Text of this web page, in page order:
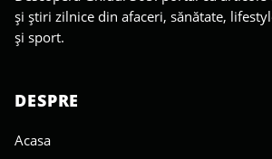
și știri zilnice din afaceri, sănătate,
și sport.
DESPRE
Acasa